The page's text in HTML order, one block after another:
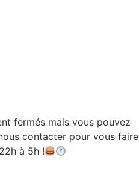
fermés mais vous pouvez
contacter pour vous faire
à 5h !